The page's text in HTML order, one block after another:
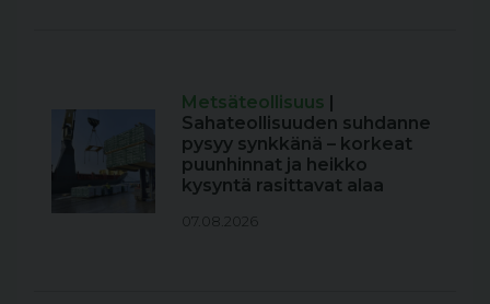
Metsäteollisuus
Sahateollisuuden suhdanne
pysyy synkkänä – korkeat
puunhinnat ja heikko
kysyntä rasittavat alaa
07.08.2026